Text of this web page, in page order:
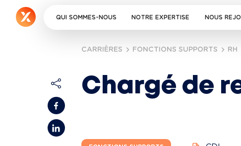
QUI SOMMES-NOUS NOTRE EXPERTISE NOUS
CARRIÈRES FONCTIONS SUPPORTS RH
Chargé de